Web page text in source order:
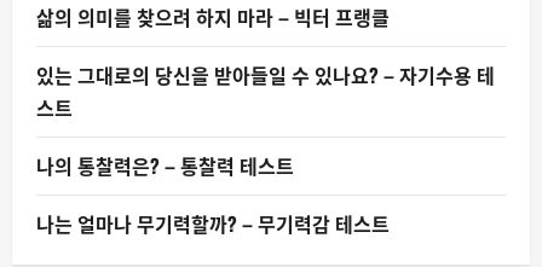
삶의 의미를 찾으려 하지 마라 – 빅터 프랭클
있는 그대로의 당신을 받아들일 수 있나요? – 자기수용 테
스트
나의 통찰력은? – 통찰력 테스트
나는 얼마나 무기력할까? – 무기력감 테스트